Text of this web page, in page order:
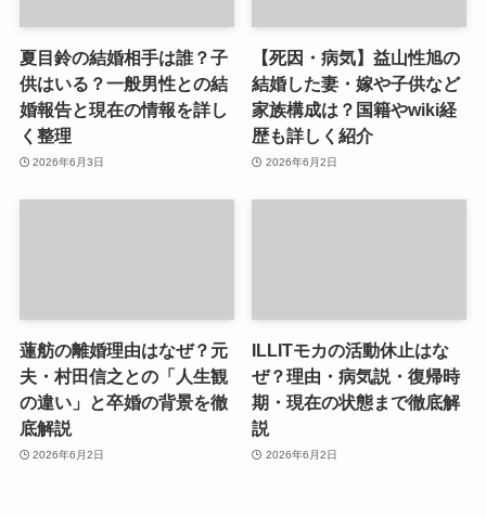
夏目鈴の結婚相手は誰？子
供はいる？一般男性との結
婚報告と現在の情報を詳し
く整理
2026年6月3日
【死因・病気】益山性旭の
結婚した妻・嫁や子供など
家族構成は？国籍やwiki経
歴も詳しく紹介
2026年6月2日
蓮舫の離婚理由はなぜ？元
夫・村田信之との「人生観
の違い」と卒婚の背景を徹
底解説
2026年6月2日
ILLITモカの活動休止はな
ぜ？理由・病気説・復帰時
期・現在の状態まで徹底解
説
2026年6月2日